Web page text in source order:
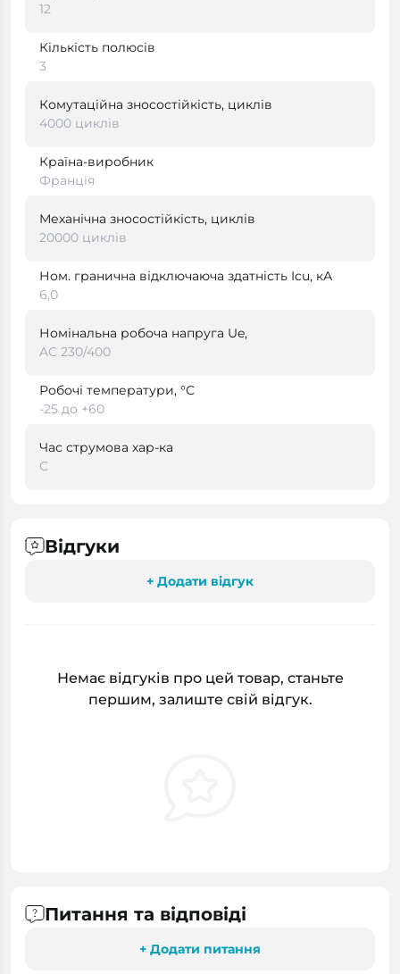
12
Кількість полюсів
3
Комутаційна зносостійкість, циклів
4000 циклів
Країна-виробник
Франція
Механічна зносостійкість, циклів
20000 циклів
Ном. гранична відключаюча здатність Icu, кА
6,0
Номінальна робоча напруга Ue,
AC 230/400
Робочі температури, °С
-25 до +60
Час струмова хар-ка
C
Відгуки
+ Додати відгук
Немає відгуків про цей товар, станьте
першим, залиште свій відгук.
Питання та відповіді
+ Додати питання